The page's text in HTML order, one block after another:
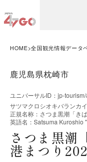
HOME 全国観光情報データ
鹿児島県枕崎市
ユニバーサルID ： jp-
サツマクロシオキバランカ
正規名称 ： さつま黒潮「き
英語名 ： Satsuma Kuroshio
さつま黒潮
港まつり